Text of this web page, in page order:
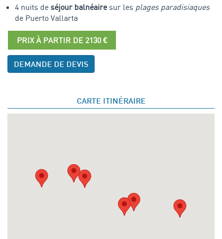
4 nuits de séjour balnéairesur les plages paradisiaques
de Puerto Vallarta
PRIX À PARTIR DE 2130 €
DEMANDE DE DEVIS
CARTE ITINÉRAIRE